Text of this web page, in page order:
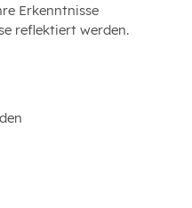
Erkenntnisse
reflektiert werden.